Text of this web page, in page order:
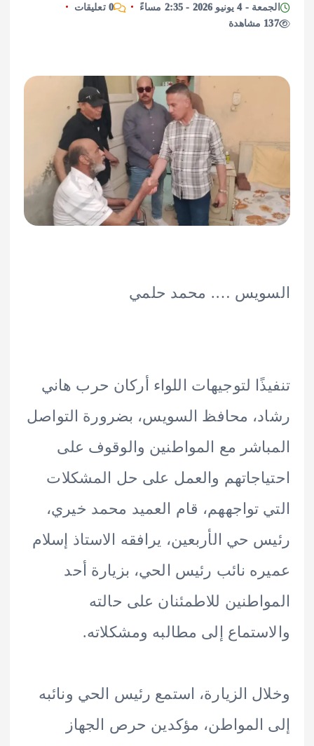
2026 - 2:35 مساءً
0 تعليقات
…. محمد حلمي
لتوجيهات اللواء أركان حرب هاني
محافظ السويس، بضرورة التواصل
مع المواطنين والوقوف على
والعمل على حل المشكلات
تواجههم، قام العميد محمد خيري،
حي الأربعين، يرافقه الاستاذ إسلام
نائب رئيس الحي، بزيارة أحد
للاطمئنان على حالته
إلى مطالبه ومشكلاته.
الزيارة، استمع رئيس الحي ونائبه
المواطن، مؤكدين حرص الجهاز